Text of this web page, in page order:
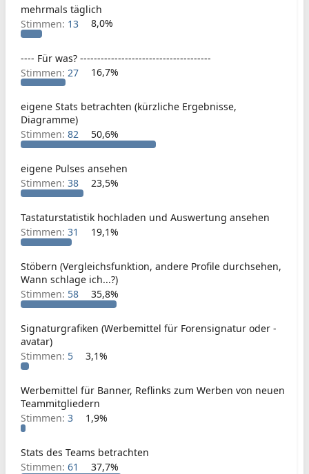
mehrmals täglich
Stimmen: 13 8,0%
---- Für was? --------------------------------------
Stimmen: 27 16,7%
eigene Stats betrachten (kürzliche Ergebnisse,
Diagramme)
Stimmen: 82 50,6%
eigene Pulses ansehen
Stimmen: 38 23,5%
Tastaturstatistik hochladen und Auswertung ansehen
Stimmen: 31 19,1%
Stöbern (Vergleichsfunktion, andere Profile durchsehen,
Wann schlage ich...?)
Stimmen: 58 35,8%
Signaturgrafiken (Werbemittel für Forensignatur oder -
avatar)
Stimmen: 5 3,1%
Werbemittel für Banner, Reflinks zum Werben von neuen
Teammitgliedern
Stimmen: 3 1,9%
Stats des Teams betrachten
Stimmen: 61 37,7%